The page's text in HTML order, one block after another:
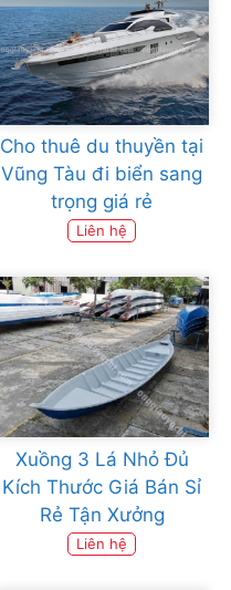
Cho thuê du thuyền tại
Vũng Tàu đi biển sang
trọng giá rẻ
Liên hệ
Xuồng 3 Lá Nhỏ Đủ
Kích Thước Giá Bán Sỉ
Rẻ Tận Xưởng
Liên hệ